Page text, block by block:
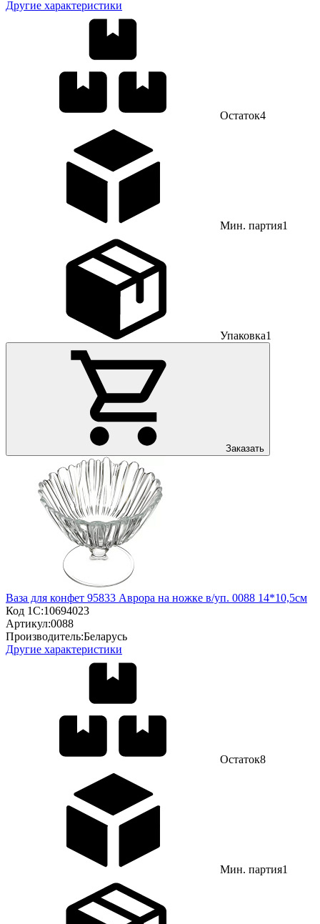
Другие характеристики
Остаток4
Мин. партия1
Упаковка1
Заказать
Ваза для конфет 95833 Аврора на ножке в/уп. 0088 14*10,5см
Код 1С:10694023
Артикул:0088
Производитель:Беларусь
Другие характеристики
Остаток8
Мин. партия1